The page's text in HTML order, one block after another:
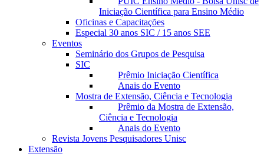
Iniciação Científica para Ensino Médio
Oficinas e Capacitações
Especial 30 anos SIC / 15 anos SEE
Eventos
Seminário dos Grupos de Pesquisa
SIC
Prêmio Iniciação Científica
Anais do Evento
Mostra de Extensão, Ciência e Tecnologia
Prêmio da Mostra de Extensão,
Ciência e Tecnologia
Anais do Evento
Revista Jovens Pesquisadores Unisc
Extensão